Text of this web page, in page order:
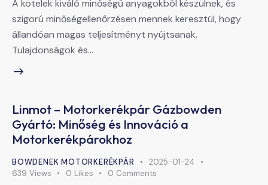
A kötelek kiváló minőségű anyagokból készülnek, és
szigorú minőségellenőrzésen mennek keresztül, hogy
állandóan magas teljesítményt nyújtsanak.
Tulajdonságok és…
Linmot – Motorkerékpár Gázbowden
Gyártó: Minőség és Innováció a
Motorkerékpárokhoz
BOWDENEK MOTORKERÉKPÁR
2025-01-24
639 Views 0 Likes 0 Comments